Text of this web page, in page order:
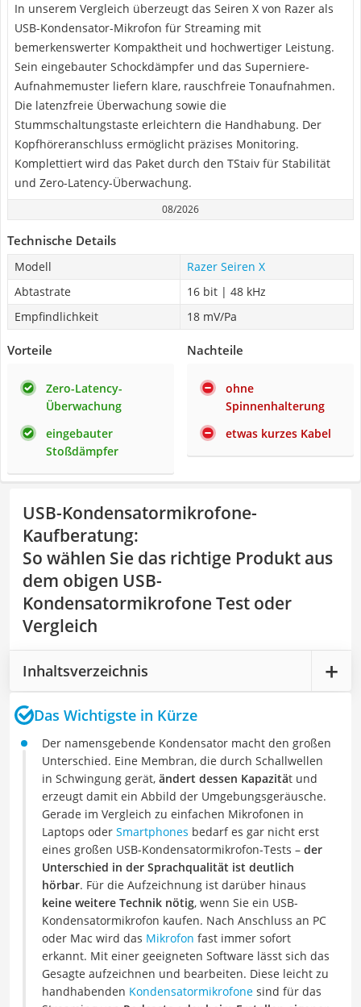
In unserem Vergleich überzeugt das Seiren X von Razer als
USB-Kondensator-Mikrofon für Streaming mit
bemerkenswerter Kompaktheit und hochwertiger Leistung.
Sein eingebauter Schockdämpfer und das Superniere-
Aufnahmemuster liefern klare, rauschfreie Tonaufnahmen.
Die latenzfreie Überwachung sowie die
Stummschaltungstaste erleichtern die Handhabung. Der
Kopfhöreranschluss ermöglicht präzises Monitoring.
Komplettiert wird das Paket durch den TStaiv für Stabilität
und Zero-Latency-Überwachung.
08/2026
Technische Details
Modell
Razer Seiren X
Abtastrate
16 bit | 48 kHz
Empfindlichkeit
18 mV/Pa
Vorteile
Zero-Latency-
Überwachung
eingebauter
Stoßdämpfer
Nachteile
ohne
Spinnenhalterung
etwas kurzes Kabel
USB-Kondensatormikrofone-
Kaufberatung:
So wählen Sie das richtige Produkt aus
dem obigen USB-
Kondensatormikrofone Test oder
Vergleich
Inhaltsverzeichnis
Das Wichtigste in Kürze
Der namensgebende Kondensator macht den großen
Unterschied. Eine Membran, die durch Schallwellen
in Schwingung gerät, ändert dessen Kapazität und
erzeugt damit ein Abbild der Umgebungsgeräusche.
Gerade im Vergleich zu einfachen Mikrofonen in
Laptops oder Smartphones bedarf es gar nicht erst
eines großen USB-Kondensatormikrofon-Tests – der
Unterschied in der Sprachqualität ist deutlich
hörbar. Für die Aufzeichnung ist darüber hinaus
keine weitere Technik nötig, wenn Sie ein USB-
Kondensatormikrofon kaufen. Nach Anschluss an PC
oder Mac wird das Mikrofon fast immer sofort
erkannt. Mit einer geeigneten Software lässt sich das
Gesagte aufzeichnen und bearbeiten. Diese leicht zu
handhabenden Kondensatormikrofone sind für das